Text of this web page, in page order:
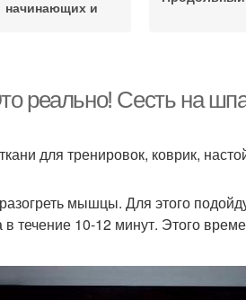
начинающих и
реально! Сесть на
для тренировок, коврик,
мышцы. Для этого
течение 10-12 минут. Этого